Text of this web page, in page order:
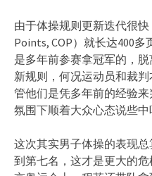
由于体操规则更新迭代很
Points, COP）就长达400
是多年前参赛拿冠军的，
新规则，何况运动员和裁
管他们是凭多年前的经验
氛围下顺着大众心态说些中
这次其实男子体操的表现
到第七名，这才是更大的